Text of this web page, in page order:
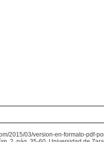
2015/03/version-en-formato-pdf-